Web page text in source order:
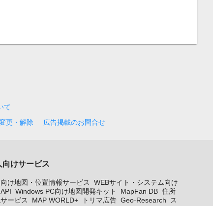
て
更・解除 広告掲載のお問合せ
向けサービス
け地図・位置情報サービス
WEBサイト・システム向け
Windows PC向け地図開発キット MapFan DB 住所
ービス
MAP WORLD+ トリマ広告 Geo-Research
ス